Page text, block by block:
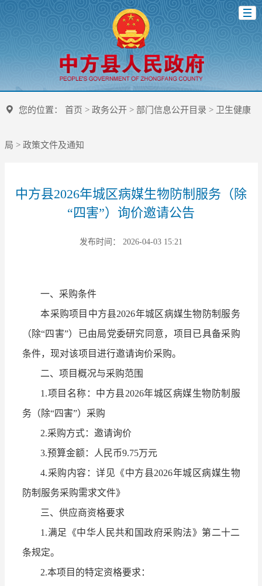
您的位置： 首页 > 政务公开> 部门信息公开目录 > 卫生健康
局 > 政策文件及通知
中方县2026年城区病媒生物防制服务（除
“四害”）询价邀请公告
发布时间： 2026-04-03 15:21
一、采购条件
本采购项目中方县2026年城区病媒生物防制服务
（除“四害”）已由局党委研究同意，项目已具备采购
条件，现对该项目进行邀请询价采购。
二、项目概况与采购范围
1.项目名称：中方县2026年城区病媒生物防制服
务（除“四害”）采购
2.采购方式：邀请询价
3.预算金额：人民币9.75万元
4.采购内容：详见《中方县2026年城区病媒生物
防制服务采购需求文件》
三、供应商资格要求
1.满足《中华人民共和国政府采购法》第二十二
条规定。
2.本项目的特定资格要求：